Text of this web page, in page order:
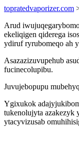
topratedvaporizer.com
Arud
ekeliqigen qiderega
ydiruf ryrubomeqo ah
Asazazizuvupehub
fucinecolupibu.
Juvujebopupu
Ygixukok
tukenolujyta azakezyk
ytacyvizusab